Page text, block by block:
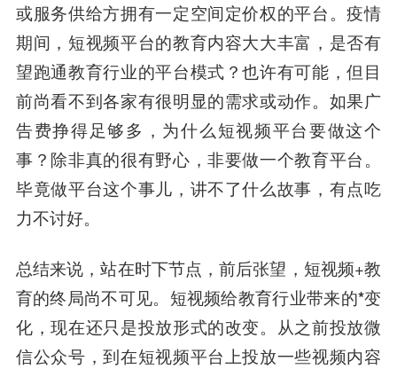
或服务供给方拥有一定空间定价权的平台。疫情
期间，短视频平台的教育内容大大丰富，是否有
望跑通教育行业的平台模式？也许有可能，但目
前尚看不到各家有很明显的需求或动作。如果广
告费挣得足够多，为什么短视频平台要做这个
事？除非真的很有野心，非要做一个教育平台。
毕竟做平台这个事儿，讲不了什么故事，有点吃
力不讨好。
总结来说，站在时下节点，前后张望 ，短视频+教
育的终局尚不可见。 短视频给教育行业带来的*变
化，现在还只是投放形式的改变。
从之前投放微
信公众号，到在短视频平台上投放一些视频内容